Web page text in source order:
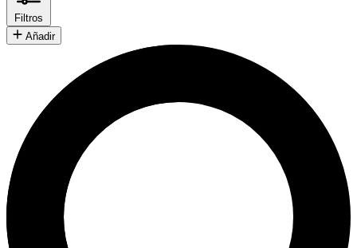
Filtros
Añadir